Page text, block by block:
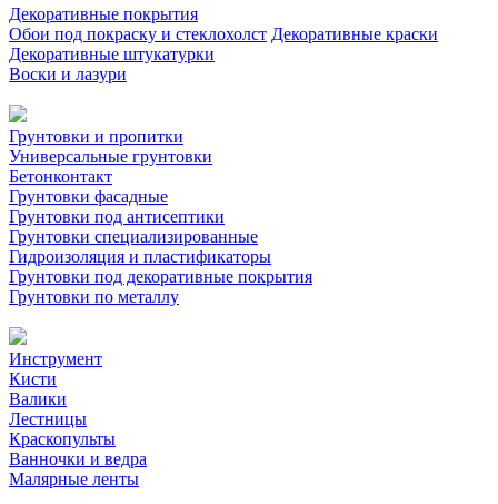
Декоративные покрытия
Обои под покраску и стеклохолст Декоративные краски
Декоративные штукатурки
Воски и лазури
Грунтовки и пропитки
Универсальные грунтовки
Бетонконтакт
Грунтовки фасадные
Грунтовки под антисептики
Грунтовки специализированные
Гидроизоляция и пластификаторы
Грунтовки под декоративные покрытия
Грунтовки по металлу
Инструмент
Кисти
Валики
Лестницы
Краскопульты
Ванночки и ведра
Малярные ленты